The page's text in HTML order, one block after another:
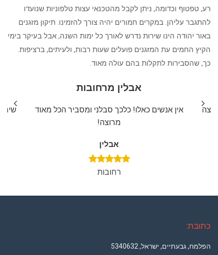
רע, טפטוף וכדומה, ניתן לקבל מהטכנאי עצות טלפוניות שנועדו
להתגבר עליהן. במקרים חמורים יהיה צורך להזמינו. תיקון מזגנים
באור יהודה הינו שירות נדרש לאורך כל ימות השנה, אבל בעיקר בימי
הקיץ החמים עת המזגנים פועלים שעות רבות, ולעיתים, ברציפות.
כך, שהסבירות לתקלות בהם עולה מאוד.
אבלין מרחובות
אין אנשים כאלו! כלכך סבלני ומסביר הכל מאוד
מרוצה!
אבלין
רחובות
כתובת:
הפלמח, גבעתיים, ישראל, 5340632